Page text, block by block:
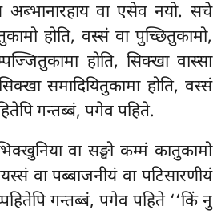
अब्भानारहाय वा एसेव नयो. सचे
होति, वस्सं वा पुच्छितुकामो,
होति, सिक्खा वास्सा
समादियितुकामा होति, वस्सं
गन्तब्बं, पगेव पहिते.
वा सङ्घो कम्मं कातुकामो
वा पब्बाजनीयं वा पटिसारणीयं
गन्तब्बं, पगेव पहिते ‘‘किं नु